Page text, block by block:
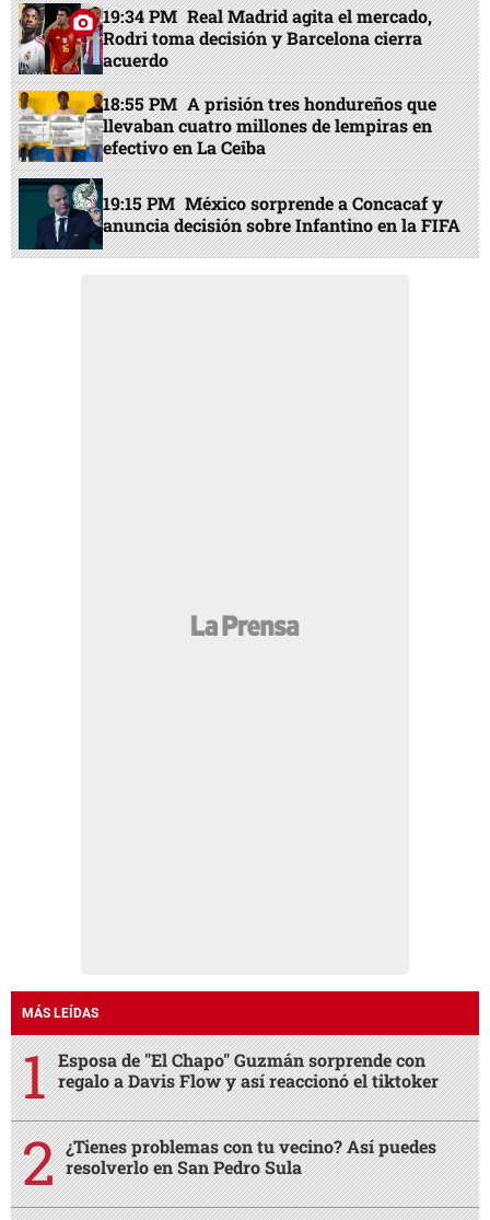
19:34 PM Real Madrid agita el mercado,
Rodri toma decisión y Barcelona cierra
acuerdo
18:55 PM A prisión tres hondureños que
llevaban cuatro millones de lempiras en
efectivo en La Ceiba
19:15 PM México sorprende a Concacaf y
anuncia decisión sobre Infantino en la FIFA
MÁS LEÍDAS
Esposa de "El Chapo" Guzmán sorprende con
regalo a Davis Flow y así reaccionó el tiktoker
¿Tienes problemas con tu vecino? Así puedes
resolverlo en San Pedro Sula